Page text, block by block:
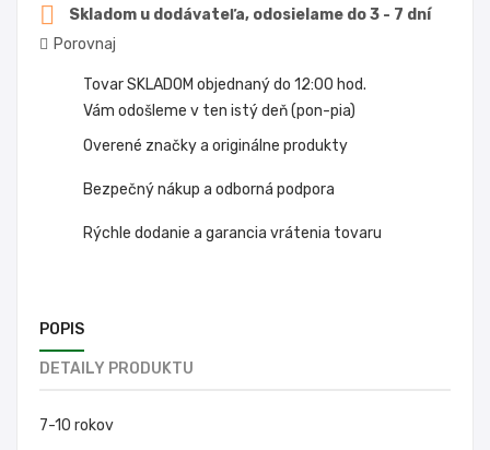

Skladom u dodávateľa, odosielame do 3 - 7 dní
Porovnaj
Tovar SKLADOM objednaný do 12:00 hod.
Vám odošleme v ten istý deň (pon-pia)
Overené značky a originálne produkty
Bezpečný nákup a odborná podpora
Rýchle dodanie a garancia vrátenia tovaru
POPIS
DETAILY PRODUKTU
7-10 rokov